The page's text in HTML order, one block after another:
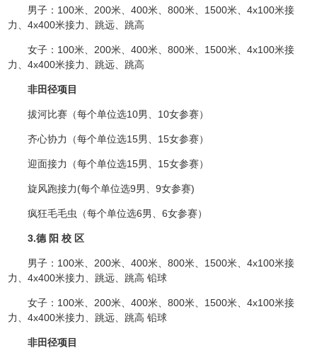
男子：100米、200米、400米、800米、1500米、4x100米接
力、4x400米接力、跳远、跳高
女子：100米、200米、400米、800米、1500米、4x100米接
力、4x400米接力、跳远、跳高
非田径项目
拔河比赛（每个单位选10男、10女参赛）
齐心协力（每个单位选15男、15女参赛）
迎面接力（每个单位选15男、15女参赛）
旋风跑接力(每个单位选9男、9女参赛)
疯狂毛毛虫（每个单位选6男、6女参赛）
3.德 阳 校 区
男子：100米、200米、400米、800米、1500米、4x100米接
力、4x400米接力、跳远、跳高 铅球
女子：100米、200米、400米、800米、1500米、4x100米接
力、4x400米接力、跳远、跳高 铅球
非田径项目